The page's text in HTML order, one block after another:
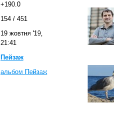
+190.0
154 / 451
19 жовтня '19,
21:41
Пейзаж
альбом Пейзаж